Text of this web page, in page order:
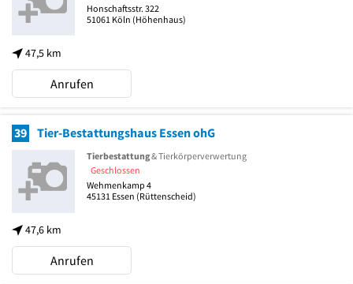
47,5 km
Honschaftsstr. 322
51061 Köln (Höhenhaus)
Anrufen
39 Tier-Bestattungshaus Essen ohG
47,6 km
Tierbestattung& Tierkörperverwertung
Geschlossen
Wehmenkamp 4
45131 Essen (Rüttenscheid)
Anrufen